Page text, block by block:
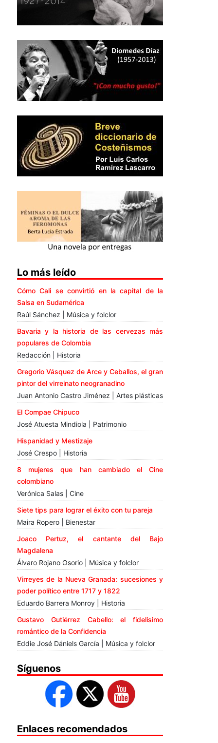
Lo más leído
Cómo Cali se convirtió en la capital de la
Salsa en Sudamérica
Raúl Sánchez | Música y folclor
Bavaria y la historia de las cervezas más
populares de Colombia
Redacción | Historia
Gregorio Vásquez de Arce y Ceballos, el gran
pintor del virreinato neogranadino
Juan Antonio Castro Jiménez | Artes plásticas
El Compae Chipuco
José Atuesta Mindiola | Patrimonio
Hispanidad y Mestizaje
José Crespo | Historia
8 mujeres que han cambiado el Cine
colombiano
Verónica Salas | Cine
Siete tips para lograr el éxito con tu pareja
Maira Ropero | Bienestar
Joaco Pertuz, el cantante del Bajo
Magdalena
Álvaro Rojano Osorio | Música y folclor
Virreyes de la Nueva Granada: sucesiones y
poder político entre 1717 y 1822
Eduardo Barrera Monroy | Historia
Gustavo Gutiérrez Cabello: el fidelísimo
romántico de la Confidencia
Eddie José Dániels García | Música y folclor
Síguenos
Enlaces recomendados